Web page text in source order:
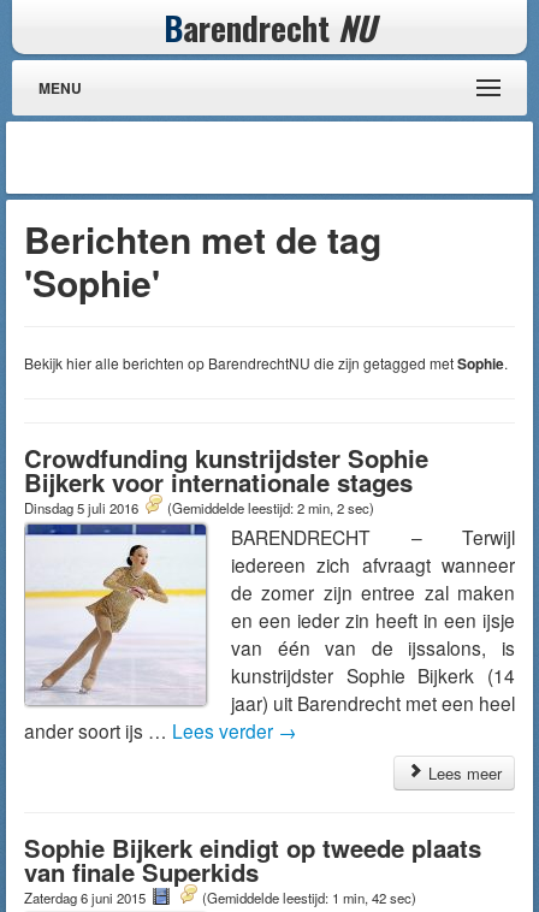
Barendrecht NU
MENU
Berichten met de tag
'Sophie'
Bekijk hier alle berichten op BarendrechtNU die zijn getagged metSophie.
Crowdfunding kunstrijdster Sophie
Bijkerk voor internationale stages
Dinsdag 5 juli 2016 (Gemiddelde leestijd: 2 min, 2 sec)
BARENDRECHT – Terwijl
iedereen zich afvraagt wanneer
de zomer zijn entree zal maken
en een ieder zin heeft in een ijsje
van één van de ijssalons, is
kunstrijdster Sophie Bijkerk (14
jaar) uit Barendrecht met een heel
ander soort ijs … Lees verder →
Lees meer
Sophie Bijkerk eindigt op tweede plaats
van finale Superkids
Zaterdag 6 juni 2015 (Gemiddelde leestijd: 1 min, 42 sec)